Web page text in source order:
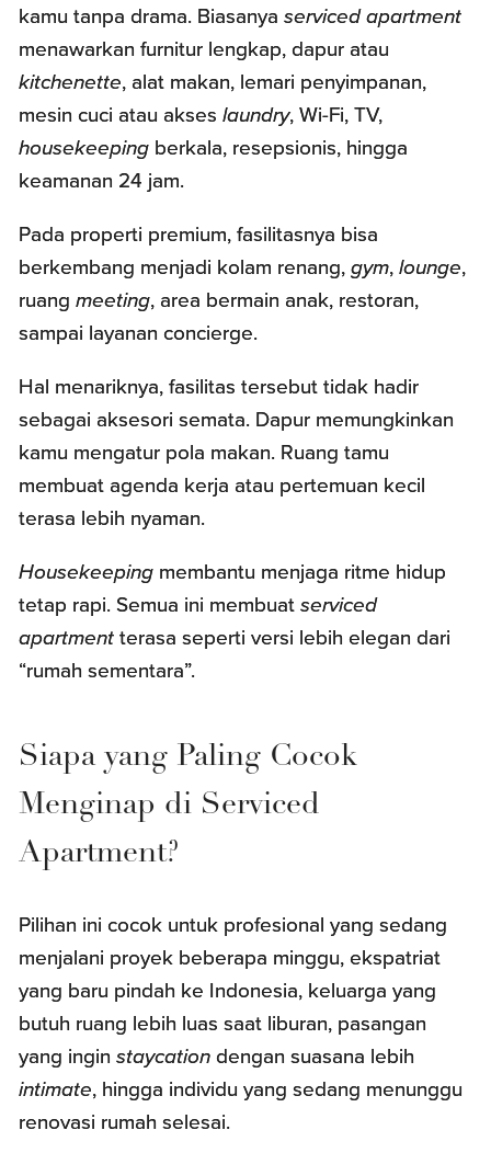
kamu tanpa drama. Biasanyaserviced apartment
menawarkan furnitur lengkap, dapur atau
kitchenette, alat makan, lemari penyimpanan,
mesin cuci atau akseslaundry, Wi-Fi, TV,
housekeeping berkala, resepsionis, hingga
keamanan 24 jam.
Pada properti premium, fasilitasnya bisa
berkembang menjadi kolam renang,gym,lounge,
ruangmeeting, area bermain anak, restoran,
sampai layanan concierge.
Hal menariknya, fasilitas tersebut tidak hadir
sebagai aksesori semata. Dapur memungkinkan
kamu mengatur pola makan. Ruang tamu
membuat agenda kerja atau pertemuan kecil
terasa lebih nyaman.
Housekeeping membantu menjaga ritme hidup
tetap rapi. Semua ini membuatserviced
apartment terasa seperti versi lebih elegan dari
“rumah sementara”.
Siapa yang Paling Cocok
Menginap di Serviced
Apartment?
Pilihan ini cocok untuk profesional yang sedang
menjalani proyek beberapa minggu, ekspatriat
yang baru pindah ke Indonesia, keluarga yang
butuh ruang lebih luas saat liburan, pasangan
yang inginstaycation dengan suasana lebih
intimate, hingga individu yang sedang menunggu
renovasi rumah selesai.